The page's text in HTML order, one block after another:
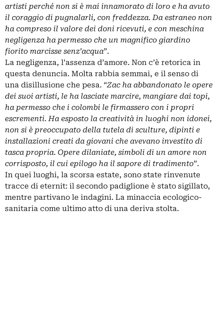
artisti perché non si è mai innamorato di loro e ha avuto
il coraggio di pugnalarli, con freddezza. Da estraneo non
ha compreso il valore dei doni ricevuti, e con meschina
negligenza ha permesso che un magnifico giardino
fiorito marcisse senz’acqua”.
La negligenza, l’assenza d’amore. Non c’è retorica in
questa denuncia. Molta rabbia semmai, e il senso di
una disillusione che pesa. “Zac ha abbandonato le opere
dei suoi artisti, le ha lasciate marcire, mangiare dai topi,
ha permesso che i colombi le firmassero con i propri
escrementi. Ha esposto la creatività in luoghi non idonei,
non si è preoccupato della tutela di sculture, dipinti e
installazioni creati da giovani che avevano investito di
tasca propria. Opere dilaniate, simboli di un amore non
corrisposto, il cui epilogo ha il sapore di tradimento”.
In quei luoghi, la scorsa estate, sono state rinvenute
tracce di eternit: il secondo padiglione è stato sigillato,
mentre partivano le indagini. La minaccia ecologico-
sanitaria come ultimo atto di una deriva stolta.